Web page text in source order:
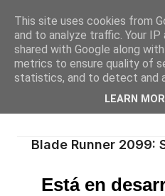
Blade Runner 2099:
Está en
This site uses cookies from
and to analyze traffic. Your
shared with Google along
metrics to ensure quality of
statistics, and to detect and
LEARN